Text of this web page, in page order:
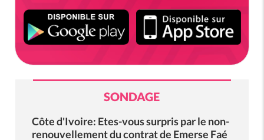
SONDAGE
Côte d'Ivoire: Etes-vous surpris par le non-
renouvellement du contrat de Emerse Faé